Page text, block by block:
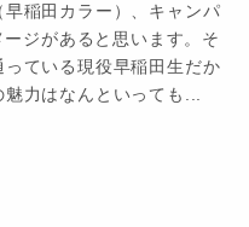
稲田カラー）、キャンパ
ジがあると思います。そ
ている現役早稲田生だか
力はなんといっても...